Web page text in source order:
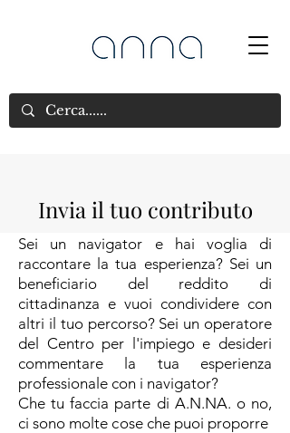
Invia il tuo contributo
Sei un navigator e hai voglia di
raccontare la tua esperienza? Sei un
beneficiario del reddito di
cittadinanza e vuoi condividere con
altri il tuo percorso? Sei un operatore
del Centro per l'impiego e desideri
commentare la tua esperienza
professionale con i navigator?
Che tu faccia parte di A.N.NA. o no,
ci sono molte cose che puoi proporre